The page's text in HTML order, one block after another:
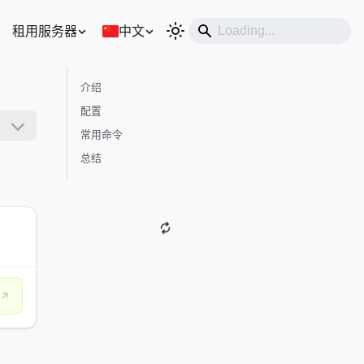
租用服务器 中文
介绍
配置
常用命令
总结